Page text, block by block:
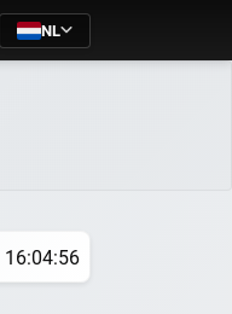
NL
16:04:56